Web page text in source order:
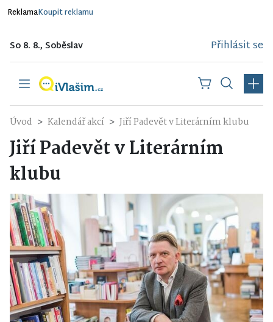
ReklamaKoupit reklamu
So 8. 8., Soběslav Přihlásit se
Úvod Kalendář akcí Jiří Padevět v Literárním klubu
Jiří Padevět v Literárním
klubu